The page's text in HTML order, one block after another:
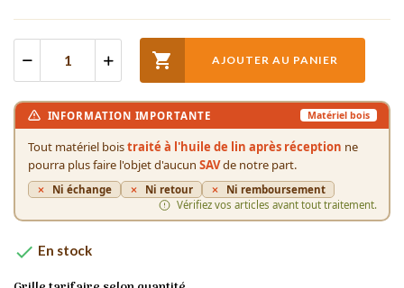
 AJOUTER AU PANIER
INFORMATION IMPORTANTE Matériel bois
Tout matériel boistraité à l'huile de lin après réception ne
pourra plus faire l'objet d'aucun SAVde notre part.
Ni échange Ni retour
Ni remboursement
Vérifiez vos articles avant tout traitement.
 En stock